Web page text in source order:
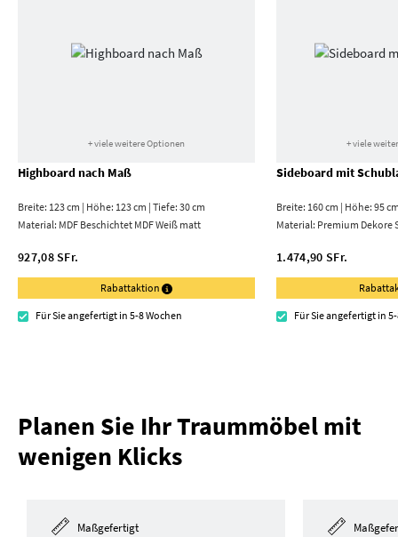
+ viele weitere Optionen
Highboard nach Maß
Breite: 123 cm | Höhe: 123 cm | Tiefe: 30 cm
Material: MDF Beschichtet MDF Weiß matt
927,08 SFr.
Rabattaktion
Für Sie angefertigt in 5-8 Wochen
+ viele
Sideboard mit
Breite: 160 cm | Höhe: 95
Material: Premium Dekore
1.474,90 SFr.
Für Sie angefertigt in
Planen Sie Ihr Traummöbel mit
wenigen Klicks
Maßgefertigt